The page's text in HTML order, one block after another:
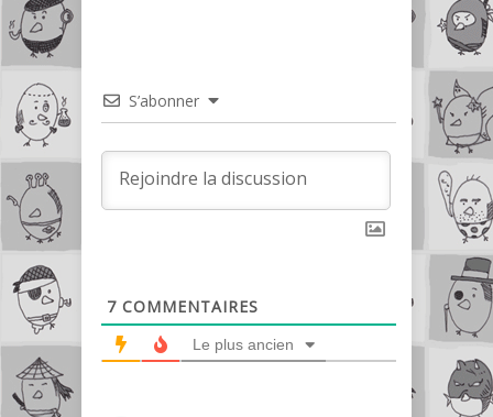
S’abonner
7 COMMENTAIRES
Le plus ancien